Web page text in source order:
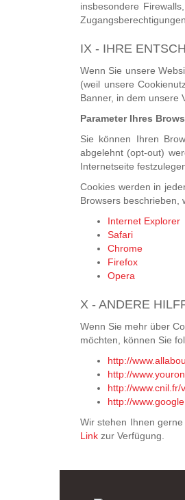
insbesondere
IX - IHRE
Wenn Sie unsere
(weil unsere
Banner, in dem unsere
Parameter Ihres
Sie können Ihren
abgelehnt (opt-out)
Internetseite
Cookies werden in
Browsers beschrieben,
Internet Explorer
Safari
Chrome
Firefox
Opera
X - ANDERE
Wenn Sie mehr über
möchten, können Sie
http://
http://
http://
http://
Wir stehen Ihnen
Link zur Verfügung.